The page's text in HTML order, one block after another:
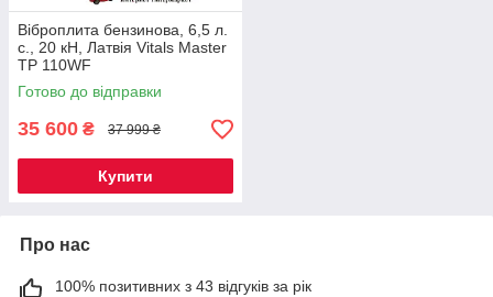
Віброплита бензинова, 6,5 л.
с., 20 кН, Латвія Vitals Master
TP 110WF
Готово до відправки
35 600 ₴ 37 999 ₴
Купити
Про нас
100% позитивних з 43 відгуків за рік